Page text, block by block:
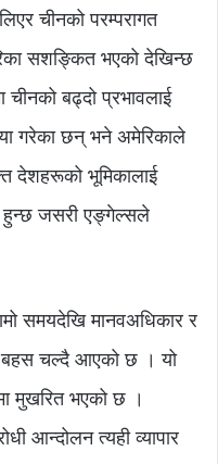
चीनको परम्परागत
सशङ्कित भएको देखिन्छ
चीनको बढ्दो प्रभावलाई
गरेका छन् भने अमेरिकाले
देशहरूको भूमिकालाई
हुन्छ जसरी एङ्गेल्सले
समयदेखि मानवअधिकार र
बहस चल्दै आएको छ । यो
मुखरित भएको छ ।
आन्दोलन त्यही व्यापार